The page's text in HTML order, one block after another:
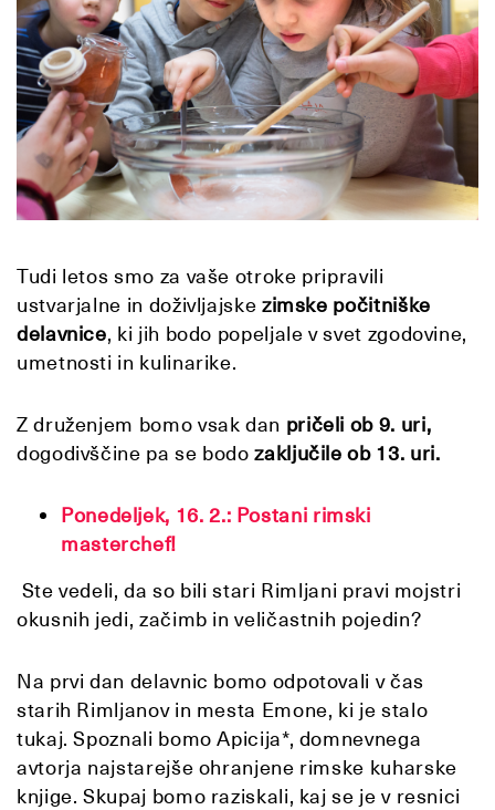
Tudi letos smo za vaše otroke pripravili
ustvarjalne in doživljajske zimske počitniške
delavnice, ki jih bodo popeljale v svet zgodovine,
umetnosti in kulinarike.
Z druženjem bomo vsak dan pričeli ob 9. uri,
dogodivščine pa se bodozaključile ob 13. uri.
Ponedeljek, 16. 2.: Postani rimski
masterchef!
Ste vedeli, da so bili stari Rimljani pravi mojstri
okusnih jedi, začimb in veličastnih pojedin?
Na prvi dan delavnic bomo odpotovali v čas
starih Rimljanov in mesta Emone, ki je stalo
tukaj. Spoznali bomo Apicija*, domnevnega
avtorja najstarejše ohranjene rimske kuharske
knjige. Skupaj bomo raziskali, kaj se je v resnici